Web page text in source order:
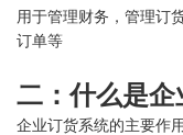
用于管理财务，管理订
订单等
二：什么是
企业订货系统的主要作